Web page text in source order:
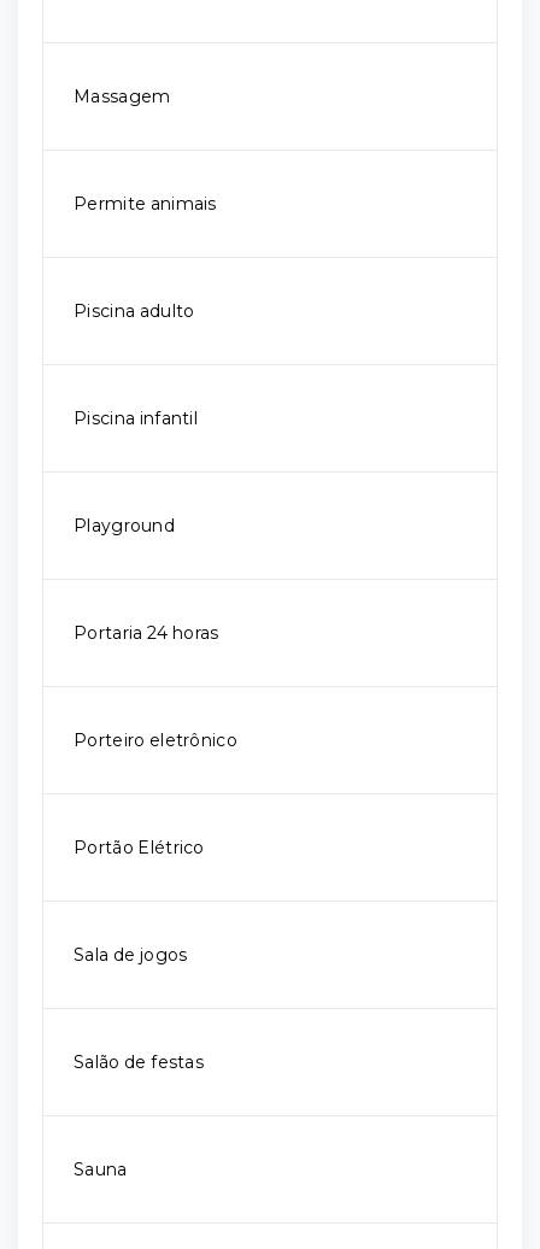
Massagem
Permite animais
Piscina adulto
Piscina infantil
Playground
Portaria 24 horas
Porteiro eletrônico
Portão Elétrico
Sala de jogos
Salão de festas
Sauna